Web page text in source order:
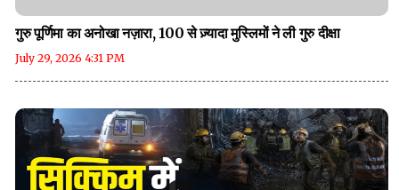
गुरु पूर्णिमा का अनोखा नज़ारा, 100 से ज़्यादा मुस्लिमों ने ली गुरु दीक्षा
July 29, 2026 4:31 PM